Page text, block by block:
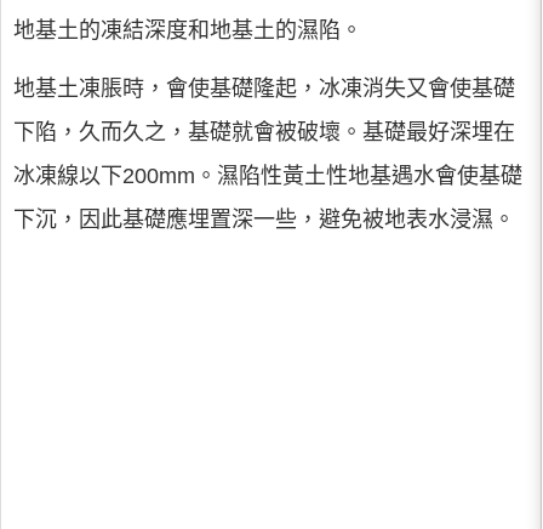
地基土的凍結深度和地基土的濕陷。
地基土凍脹時，會使基礎隆起，冰凍消失又會使基礎
下陷，久而久之，基礎就會被破壞。基礎最好深埋在
冰凍線以下200mm。濕陷性黃土性地基遇水會使基礎
下沉，因此基礎應埋置深一些，避免被地表水浸濕。